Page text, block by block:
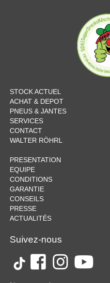
STOCK ACTUEL
ACHAT & DEPOT
PNEUS & JANTES
SERVICES
CONTACT
WALTER RÖHRL
PRESENTATION
EQUIPE
CONDITIONS
GARANTIE
CONSEILS
PRESSE
ACTUALITÉS
Suivez-nous